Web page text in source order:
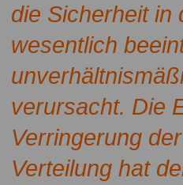
die Sicherheit in
wesentlich
verursacht. Die
Verringerung
Verteilung hat